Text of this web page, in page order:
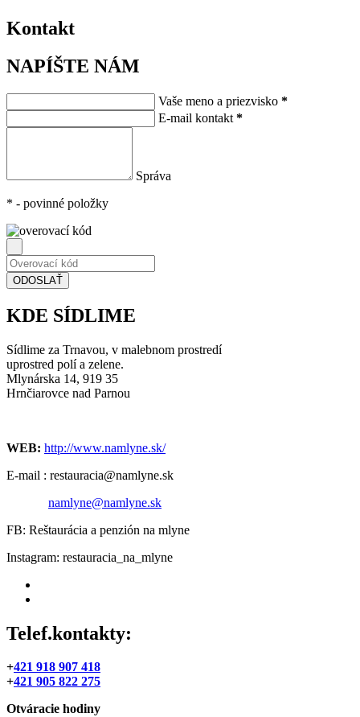
Kontakt
NAPÍŠTE NÁM
Vaše meno a priezvisko *
E-mail kontakt *
Správa
* - povinné položky
KDE SÍDLIME
Sídlime za Trnavou, v malebnom prostredí
uprostred polí a zelene.
Mlynárska 14, 919 35
Hrnčiarovce nad Parnou
WEB: http://www.namlyne.sk/
E-mail : restauracia@namlyne.sk
namlyne@namlyne.sk
FB: Reštaurácia a penzión na mlyne
Instagram: restauracia_na_mlyne
Telef.kontakty:
+421 918 907 418
+421 905 822 275
Otváracie hodiny